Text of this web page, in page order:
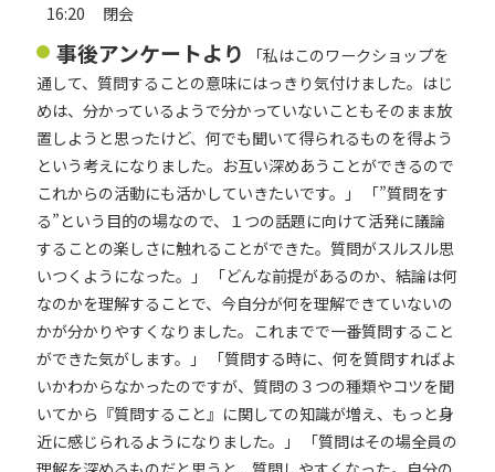
16:20 閉会
事後アンケートより
「私はこのワークショップを
通して、質問することの意味にはっきり気付けました。はじ
めは、分かっているようで分かっていないこともそのまま放
置しようと思ったけど、何でも聞いて得られるものを得よう
という考えになりました。お互い深めあうことができるので
これからの活動にも活かしていきたいです。」
「”質問をす
る”という目的の場なので、１つの話題に向けて活発に議論
することの楽しさに触れることができた。質問がスルスル思
いつくようになった。」
「どんな前提があるのか、結論は何
なのかを理解することで、今自分が何を理解できていないの
かが分かりやすくなりました。これまでで一番質問すること
ができた気がします。」
「質問する時に、何を質問すればよ
いかわからなかったのですが、質問の３つの種類やコツを聞
いてから『質問すること』に関しての知識が増え、もっと身
近に感じられるようになりました。」
「質問はその場全員の